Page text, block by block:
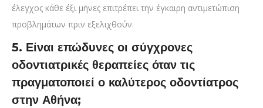
έλεγχος κάθε έξι μήνες επιτρέπει την έγκαιρη αντιμετώπιση
προβλημάτων πριν εξελιχθούν.
5. Είναι επώδυνες οι σύγχρονες
οδοντιατρικές θεραπείες όταν τις
πραγματοποιεί ο καλύτερος οδοντίατρος
στην Αθήνα;